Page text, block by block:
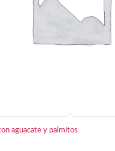
aguacate y palmitos